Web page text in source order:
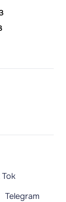
Tok
Telegram